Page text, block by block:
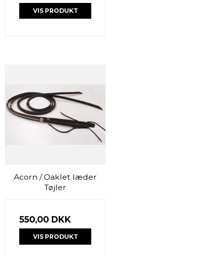
VIS PRODUKT
Acorn / Oaklet læder
Tøjler
550,00 DKK
VIS PRODUKT